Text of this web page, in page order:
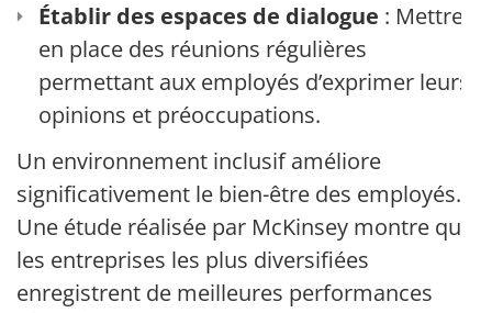
Établir des espaces de dialogue : Mettre
en place des réunions régulières
permettant aux employés d’exprimer leurs
opinions et préoccupations.
Un environnement inclusif améliore
significativement le bien-être des employés.
Une étude réalisée par McKinsey montre que
les entreprises les plus diversifiées
enregistrent de meilleures performances